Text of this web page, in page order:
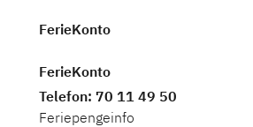
FerieKonto
FerieKonto
Telefon: 70 11 49 50
Feriepengeinfo